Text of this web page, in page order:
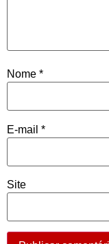
Nome *
E-mail *
Site